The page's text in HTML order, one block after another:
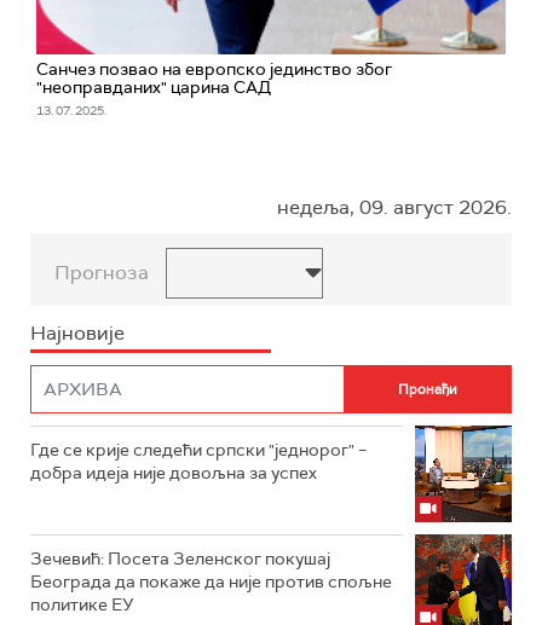
Санчез позвао на европско јединство због
"неоправданих" царина САД
13. 07. 2025.
недеља, 09. август 2026.
Прогноза
Најновије
Где се крије следећи српски "једнорог" –
добра идеја није довољна за успех
Зечевић: Посета Зеленског покушај
Београда да покаже да није против спољне
политике ЕУ